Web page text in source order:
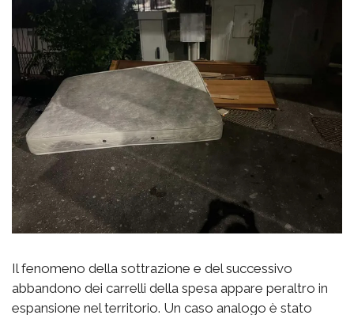
Il fenomeno della sottrazione e del successivo
abbandono dei carrelli della spesa appare peraltro in
espansione nel territorio. Un caso analogo è stato